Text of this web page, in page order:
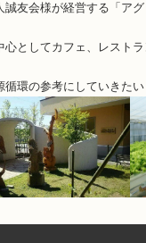
友会様が経営する「ア
としてカフェ、レスト
環の参考にしていきた